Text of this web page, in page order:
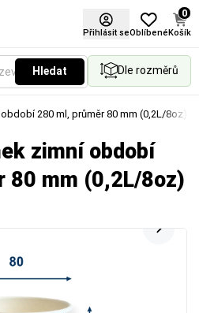
Přihlásit seOblíbené
0
Košík
Hledat Dle rozměrů
280 ml, průměr 80 mm (0,2L/8oz)
zimní období
80 mm (0,2L/8oz)